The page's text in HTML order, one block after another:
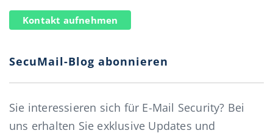
Kontakt aufnehmen
SecuMail-Blog abonnieren
Sie interessieren sich für E-Mail Security? Bei
uns erhalten Sie exklusive Updates und